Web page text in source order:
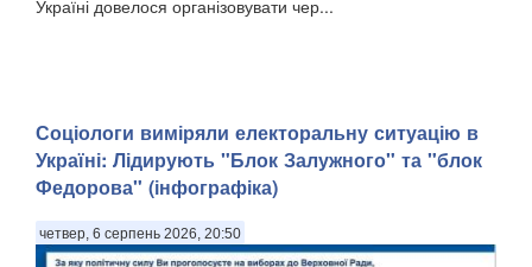
Україні довелося організовувати чер...
Соціологи виміряли електоральну ситуацію в
Україні: ​Лідирують "Блок Залужного" та "блок
Федорова" (інфографіка)
четвер, 6 серпень 2026, 20:50